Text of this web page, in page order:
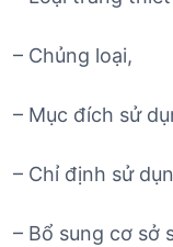
– Chủng loại,
– Mục đích sử
– Chỉ định sử
– Bổ sung cơ sở